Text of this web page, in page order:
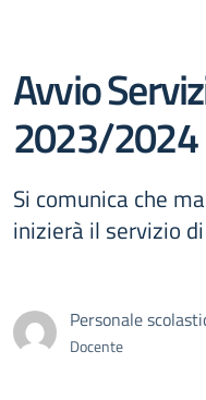
Avvio
2023/2024
Si comunica che
inizierà il servizio
Personale
Docente